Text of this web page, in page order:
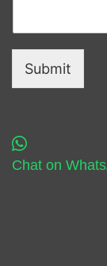
Submit
Chat on